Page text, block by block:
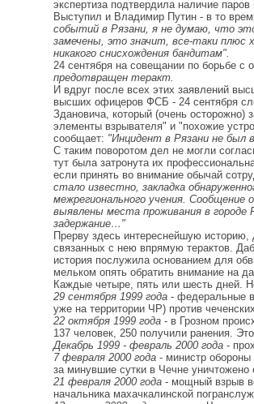
экспертиза подтвердила наличие паров
Выступил и Владимир Путин - в то
событий в Рязани, я не думаю, что
замечены, это значит, все-таки плюс
никакого снисхождения бандитам".
24 сентября на совещании по борьбе
предотвращен теракт.
И вдруг после всех этих заявлений
высших офицеров ФСБ - 24 сентября
Здановича, который (очень осторожно)
элементы взрывателя" и "похожие
сообщает: "Инцидент в Рязани не был
С таким поворотом дел не могли
тут была затронута их
если принять во внимание обычай
стало известно, закладка
межрегионального учения. Сообщение
выявлены места проживания в городе
задержание…"
Прерву здесь интереснейшую
связанных с нею впрямую терактов.
история послужила основанием для
мельком опять обратить внимание на
Каждые четыре, пять или шесть дней.
29 сентября 1999 года - федеральные
уже на территории ЧР) против
22 октября 1999 года - в Грозном
137 человек, 250 получили ранения.
Декабрь 1999 - февраль 2000 года -
7 февраля 2000 года - министр
за минувшие сутки в Чечне уничтожено
21 февраля 2000 года - мощный взрыв
начальника махачкалинской